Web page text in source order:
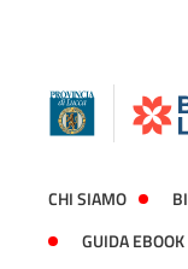
CHI SIAMO
GUIDA EBOOK